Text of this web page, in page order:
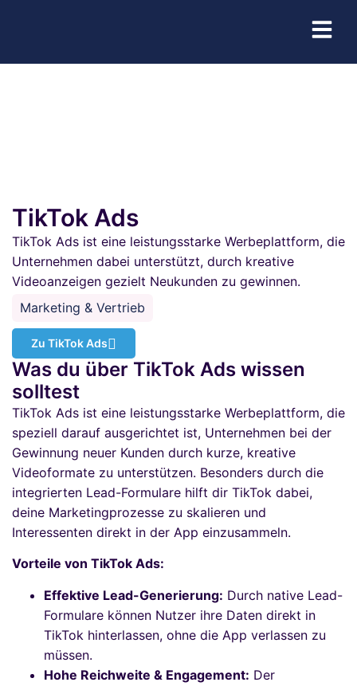
TikTok Ads
TikTok Ads ist eine leistungsstarke Werbeplattform, die
Unternehmen dabei unterstützt, durch kreative
Videoanzeigen gezielt Neukunden zu gewinnen.
Marketing & Vertrieb
Zu TikTok Ads
Was du über TikTok Ads wissen
solltest
TikTok Ads ist eine leistungsstarke Werbeplattform, die
speziell darauf ausgerichtet ist, Unternehmen bei der
Gewinnung neuer Kunden durch kurze, kreative
Videoformate zu unterstützen. Besonders durch die
integrierten Lead-Formulare hilft dir TikTok dabei,
deine Marketingprozesse zu skalieren und
Interessenten direkt in der App einzusammeln.
Vorteile von TikTok Ads:
Effektive Lead-Generierung: Durch native Lead-
Formulare können Nutzer ihre Daten direkt in
TikTok hinterlassen, ohne die App verlassen zu
müssen.
Hohe Reichweite & Engagement: Der